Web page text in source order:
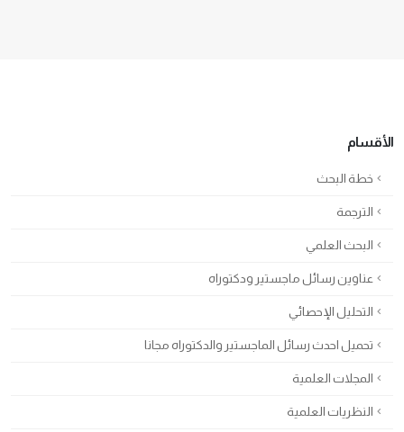
الأقسام
خطة البحث
الترجمة
البحث العلمي
عناوين رسائل ماجستير ودكتوراه
التحليل الإحصائي
تحميل احدث رسائل الماجستير والدكتوراه مجانا
المجلات العلمية
النظريات العلمية